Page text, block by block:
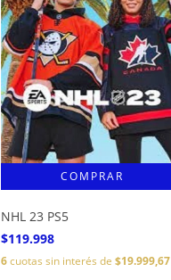
NHL 23 PS5
$119.998
6cuotas sin interés de$19.999,67